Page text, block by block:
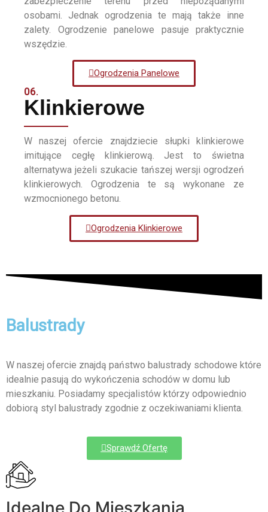
osobami. Jednak ogrodzenia te mają także inne
zalety. Ogrodzenie panelowe pasuje praktycznie
wszędzie.
Ogrodzenia Panelowe
06.
Klinkierowe
W naszej ofercie znajdziecie słupki klinkierowe
imitujące cegłę klinkierową. Jest to świetna
alternatywa jeżeli szukacie tańszej wersji ogrodzeń
klinkierowych. Ogrodzenia te są wykonane ze
wzmocnionego betonu.
Ogrodzenia Klinkierowe
Balustrady
W naszej ofercie znajdą państwo balustrady schodowe które
idealnie pasują do wykończenia schodów w domu lub
mieszkaniu. Posiadamy specjalistów którzy odpowiednio
dobiorą styl balustrady zgodnie z oczekiwaniami klienta.
Sprawdź Ofertę
Idealne Do Mieszkania